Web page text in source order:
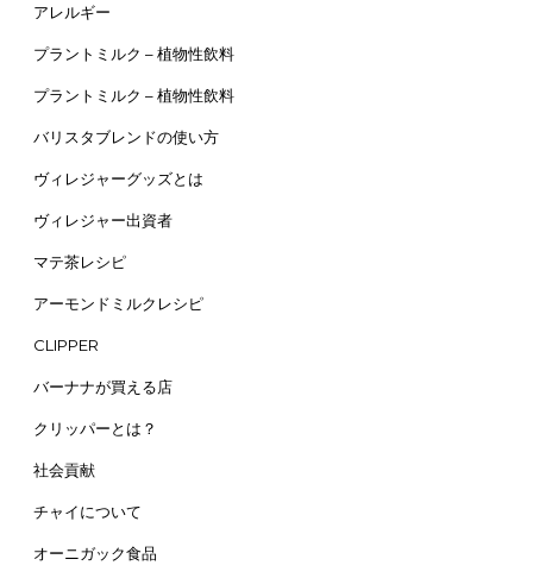
アレルギー
プラントミルク – 植物性飲料
プラントミルク – 植物性飲料
バリスタブレンドの使い方
ヴィレジャーグッズとは
ヴィレジャー出資者
マテ茶レシピ
アーモンドミルクレシピ
CLIPPER
バーナナが買える店
クリッパーとは？
社会貢献
チャイについて
オーニガック食品